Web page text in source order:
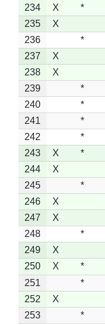
234 X *
235
X
236
*
237
X
238
X
239
*
240
*
241
*
242
*
243
X *
244
X
245
*
246
X
247
X
248
*
249
X
250
X *
251
*
252
X
253
*